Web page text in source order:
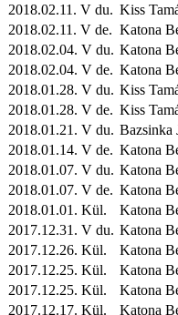
2018.02.11. V du. Kiss
2018.02.11. V de. Katona
2018.02.04. V du. Katona
2018.02.04. V de. Katona
2018.01.28. V du. Kiss
2018.01.28. V de. Kiss
2018.01.21. V du. Bazsinka
2018.01.14. V de. Katona
2018.01.07. V du. Katona
2018.01.07. V de. Katona
2018.01.01. Kül. Katona
2017.12.31. V du. Katona
2017.12.26. Kül. Katona
2017.12.25. Kül. Katona
2017.12.25. Kül. Katona
2017.12.17. Kül. Katona